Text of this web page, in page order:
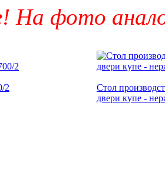
На фото
2
Стол
двери купе -